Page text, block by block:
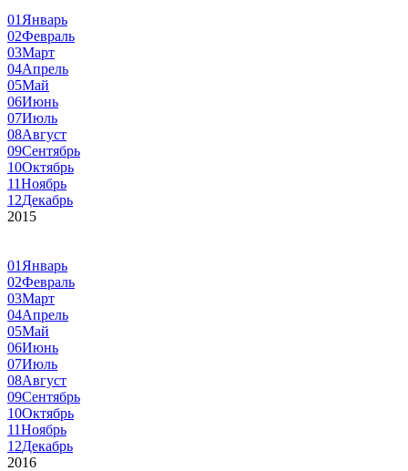
01 Январь
02Февраль
03Март
04Апрель
05Май
06Июнь
07Июль
08Август
09Сентябрь
10Октябрь
11Ноябрь
12Декабрь
2015
01 Январь
02Февраль
03Март
04Апрель
05Май
06Июнь
07Июль
08Август
09Сентябрь
10Октябрь
11Ноябрь
12Декабрь
2016